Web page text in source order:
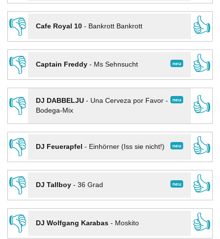
👎
Cafe Royal 10- Bankrott Bankrott
👍
👎
neu
Captain Freddy- Ms Sehnsucht
👍
👎
neu
DJ DABBELJU- Una Cerveza por Favor -
Bodega-Mix
👍
👎
neu
DJ Feuerapfel - Einhörner (Iss sie nicht!)
👍
👎
neu
DJ Tallboy- 36 Grad
👍
👎
DJ Wolfgang Karabas- Moskito
👍